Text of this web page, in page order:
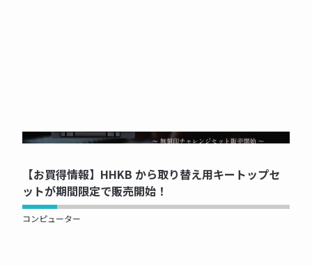
NOW PRINTING...
【お買得情報】HHKB から取り替え用キートップセ
ットが期間限定で販売開始！
コンピューター